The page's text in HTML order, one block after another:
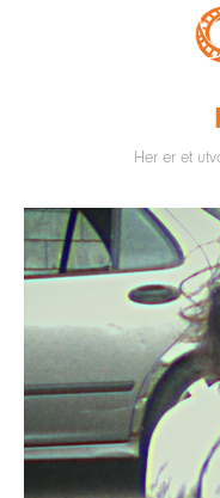
Her er et